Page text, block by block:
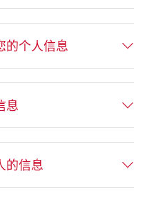
的个人信息
息
的信息